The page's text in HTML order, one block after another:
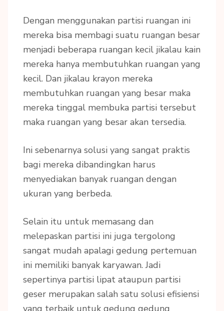
Dengan menggunakan partisi ruangan ini
mereka bisa membagi suatu ruangan besar
menjadi beberapa ruangan kecil jikalau kain
mereka hanya membutuhkan ruangan yang
kecil. Dan jikalau krayon mereka
membutuhkan ruangan yang besar maka
mereka tinggal membuka partisi tersebut
maka ruangan yang besar akan tersedia.
Ini sebenarnya solusi yang sangat praktis
bagi mereka dibandingkan harus
menyediakan banyak ruangan dengan
ukuran yang berbeda.
Selain itu untuk memasang dan
melepaskan partisi ini juga tergolong
sangat mudah apalagi gedung pertemuan
ini memiliki banyak karyawan. Jadi
sepertinya partisi lipat ataupun partisi
geser merupakan salah satu solusi efisiensi
yang terbaik untuk gedung gedung